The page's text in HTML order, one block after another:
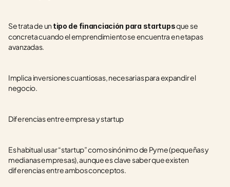
Se trata de un tipo de financiación para startups que se
concreta cuando el emprendimiento se encuentra en etapas
avanzadas.
Implica inversiones cuantiosas, necesarias para expandir el
negocio.
Diferencias entre empresa y startup
Es habitual usar “startup” como sinónimo de Pyme (pequeñas y
medianas empresas), aunque es clave saber que existen
diferencias entre ambos conceptos.